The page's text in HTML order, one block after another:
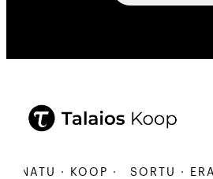
· KOOP · SORTU ·